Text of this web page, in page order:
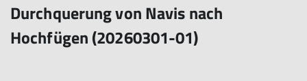
Durchquerung von Navis nach
Hochfügen (20260301-01)